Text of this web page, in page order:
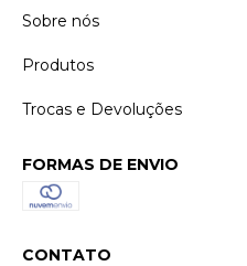
Sobre nós
Produtos
Trocas e Devoluções
FORMAS DE ENVIO
CONTATO